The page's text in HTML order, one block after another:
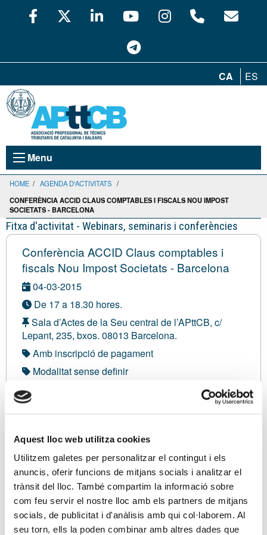
Aquest lloc web utilitza cookies
Utilitzem galetes per personalitzar el contingut i els
anuncis, oferir funcions de mitjans socials i analitzar el
trànsit del lloc. També compartim la informació sobre
com feu servir el nostre lloc amb els partners de mitjans
socials, de publicitat i d'anàlisis amb qui col·laborem. Al
seu torn, ells la poden combinar amb altres dades que
CA ES
Menu
HOME / AGENDA D'ACTIVITATS /
CONFERÈNCIA ACCID CLAUS COMPTABLES I FISCALS NOU IMPOST
SOCIETATS - BARCELONA
Fitxa d'activitat - Webinars, seminaris i conferències
Conferència ACCID Claus comptables i
fiscals Nou Impost Societats - Barcelona
04-03-2015
De 17 a 18.30 hores.
Sala d’Actes de la Seu central de l’APttCB, c/
Lepant, 235, bxos. 08013 Barcelona.
Amb inscripció de pagament
Modalitat sense definir
Ponents
En José Manuel Lizanda, Inspector d’Hisenda de
l’Estat i membre de la Comissió Comptabilitat-